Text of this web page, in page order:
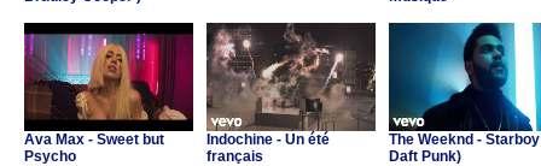
Ava Max - Sweet but
Psycho
Indochine - Un été
français
The Weeknd -
Daft Punk)